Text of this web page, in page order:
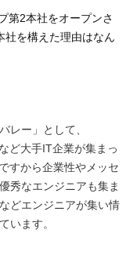
第2本社をオープンさ
社を構えた理由はなん
レー」として、
ど大手IT企業が集まっ
すから企業性やメッセ
秀なエンジニアも集ま
どエンジニアが集い情
います。